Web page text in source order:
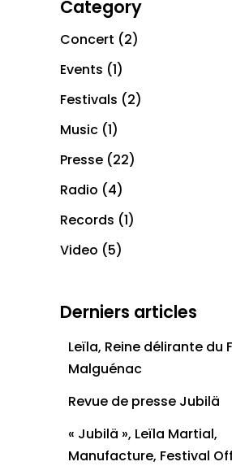
Category
Concert (2)
Events (1)
Festivals (2)
Music (1)
Presse (22)
Radio (4)
Records (1)
Video (5)
Derniers articles
Leïla, Reine délirante du
Malguénac
Revue de presse Jubilä
« Jubilä », Leïla Martial,
Manufacture, Festival